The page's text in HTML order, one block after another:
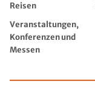
Reisen
Veranstaltungen,
Konferenzen und
Messen